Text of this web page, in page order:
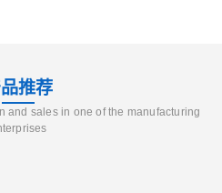
推荐
and sales in one of the manufacturing